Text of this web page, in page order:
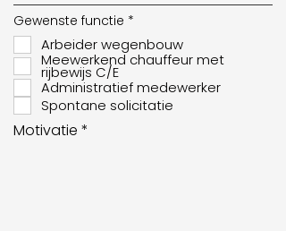
Gewenste functie *
r
e
i
s
t
Arbeider wegenbouw
Meewerkend chauffeur met
rijbewijs C/E
Administratief medewerker
Spontane solicitatie
Motivatie